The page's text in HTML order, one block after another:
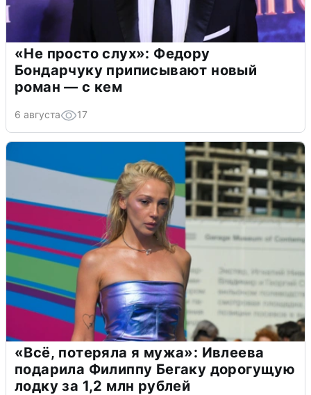
«Не просто слух»: Федору
Бондарчуку приписывают новый
роман — с кем
6 августа 17
«Всё, потеряла я мужа»: Ивлеева
подарила Филиппу Бегаку дорогущую
лодку за 1,2 млн рублей